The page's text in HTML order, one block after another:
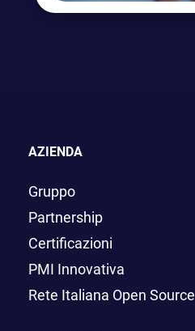
AZIENDA
Gruppo
Partnership
Certificazioni
PMI Innovativa
Rete Italiana Open Source